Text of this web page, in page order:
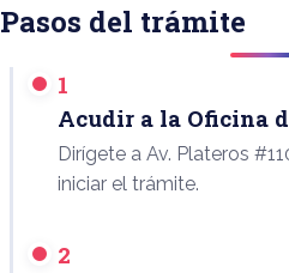
Pasos del trámite
1
Acudir a la Oficina
Dirígete a Av. Plateros
iniciar el trámite.
2